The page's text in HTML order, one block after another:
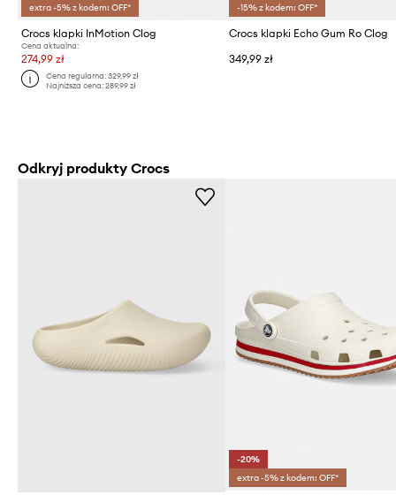
extra -5% z kodem: OFF*
Crocs klapki InMotion Clog
Cena aktualna:
274,99 zł
Cena regularna:329,99 zł
Najniższa cena:289,99 zł
-15% z kodem: OFF*
Crocs klapki Echo Gum Ro Clog
349,99 zł
Odkryj produkty Crocs
-20%
extra -5% z kodem: OFF*